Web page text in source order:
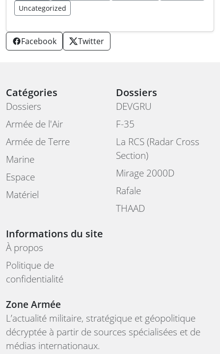
Uncategorized
Facebook Twitter
Catégories
Dossiers
Armée de l'Air
Armée de Terre
Marine
Espace
Matériel
Dossiers
DEVGRU
F-35
La RCS (Radar Cross
Section)
Mirage 2000D
Rafale
THAAD
Informations du site
À propos
Politique de
confidentialité
Zone Armée
L’actualité militaire, stratégique et géopolitique
décryptée à partir de sources spécialisées et de
médias internationaux.